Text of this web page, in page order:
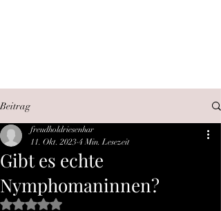
Beitrag
Gibt es echte
Nymphomaninnen?
freudholdriesenhar
11. Okt. 2023 4 Min. Lesezeit
Mit NaN von 5 Sternen bewertet.